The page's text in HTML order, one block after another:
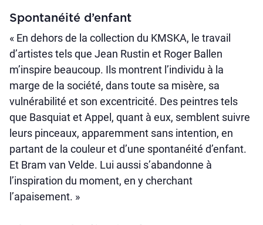
Spontanéité d’enfant
« En dehors de la collection du KMSKA, le travail
d’artistes tels que Jean Rustin et Roger Ballen
m’inspire beaucoup. Ils montrent l’individu à la
marge de la société, dans toute sa misère, sa
vulnérabilité et son excentricité. Des peintres tels
que Basquiat et Appel, quant à eux, semblent suivre
leurs pinceaux, apparemment sans intention, en
partant de la couleur et d’une spontanéité d’enfant.
Et Bram van Velde. Lui aussi s’abandonne à
l’inspiration du moment, en y cherchant
l’apaisement. »